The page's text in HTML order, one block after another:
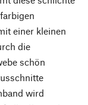
einer kleinen
die
schön
wird